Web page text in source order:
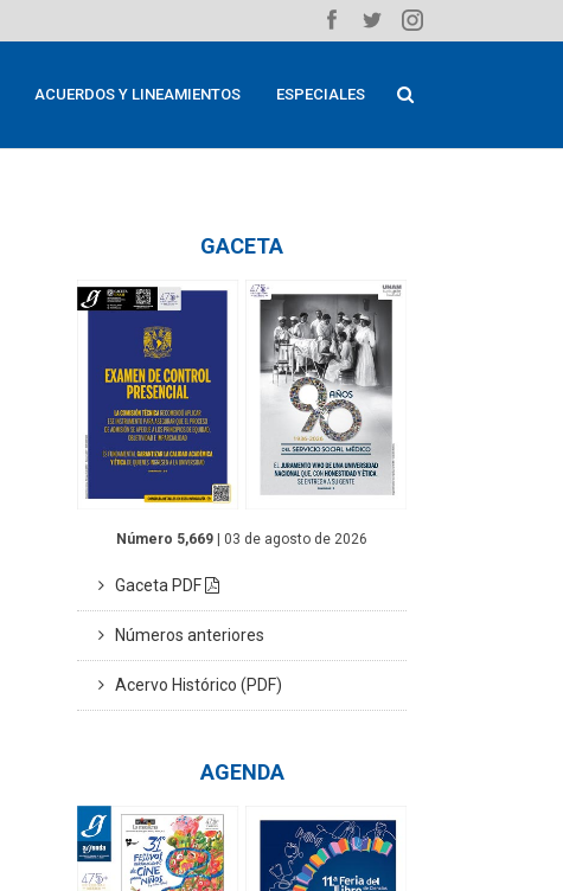
ACUERDOS Y LINEAMIENTOS ESPECIALES
GACETA
Número 5,669 | 03 de agosto de 2026
Gaceta PDF
Números anteriores
Acervo Histórico (PDF)
AGENDA